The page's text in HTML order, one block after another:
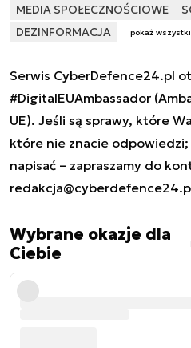
MEDIA SPOŁECZNOŚCIOWE
DEZINFORMACJA
pokaż
Serwis CyberDefence24.pl
#DigitalEUAmbassador
UE). Jeśli są sprawy, które
które nie znacie
napisać – zapraszamy do
Wybrane okazje dla
Ciebie